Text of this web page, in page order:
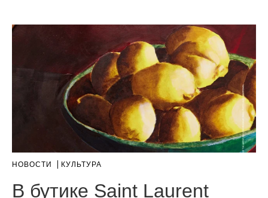
НОВОСТИ КУЛЬТУРА
В бутике Saint Laurent